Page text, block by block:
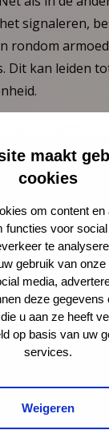
maakt
cookies
om content en
functies voor
te
gebruik van
media,
deze gegevens
u aan ze heeft
op basis van uw
services.
Weigeren
signaleren,
rondom
Dit kan leiden
voor
op scholen
in het
en in het sociaal
medio
samenhangend
handreikingen
die bijdragen